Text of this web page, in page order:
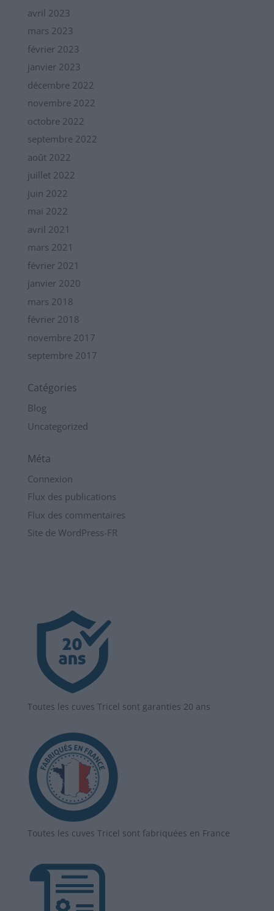
avril 2023
mars 2023
février 2023
janvier 2023
décembre 2022
novembre 2022
octobre 2022
septembre 2022
août 2022
juillet 2022
juin 2022
mai 2022
avril 2021
mars 2021
février 2021
janvier 2020
mars 2018
février 2018
novembre 2017
septembre 2017
Catégories
Blog
Uncategorized
Méta
Connexion
Flux des publications
Flux des commentaires
Site de WordPress-FR
Toutes les cuves Tricel sont garanties 20 ans
Toutes les cuves Tricel sont fabriquées en France